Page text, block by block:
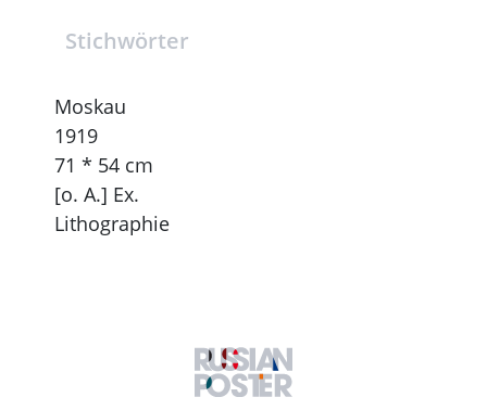
Stichwörter
Moskau
1919
71 * 54 cm
[o. A.] Ex.
Lithographie